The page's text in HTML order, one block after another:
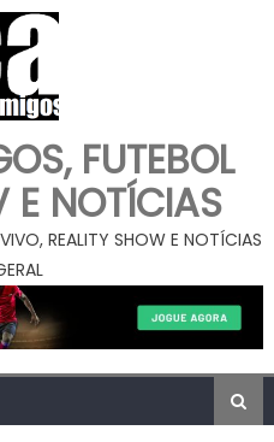
FUTEBOL
E NOTÍCIAS
REALITY SHOW E NOTÍCIAS